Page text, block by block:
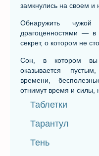
замкнулись на своем и
Обнаружить
драгоценностями —
секрет, о котором не
Сон, в котором вы
оказывается
времени,
отнимут время и силы,
Таблетки
Тарантул
Тень